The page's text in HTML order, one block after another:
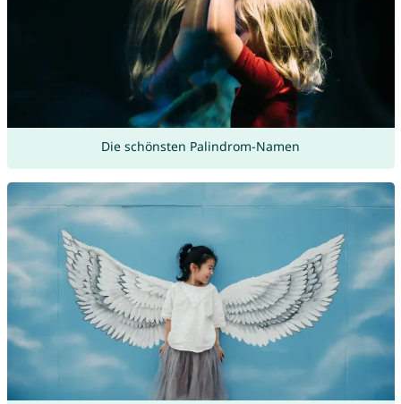
Die schönsten Palindrom-Namen